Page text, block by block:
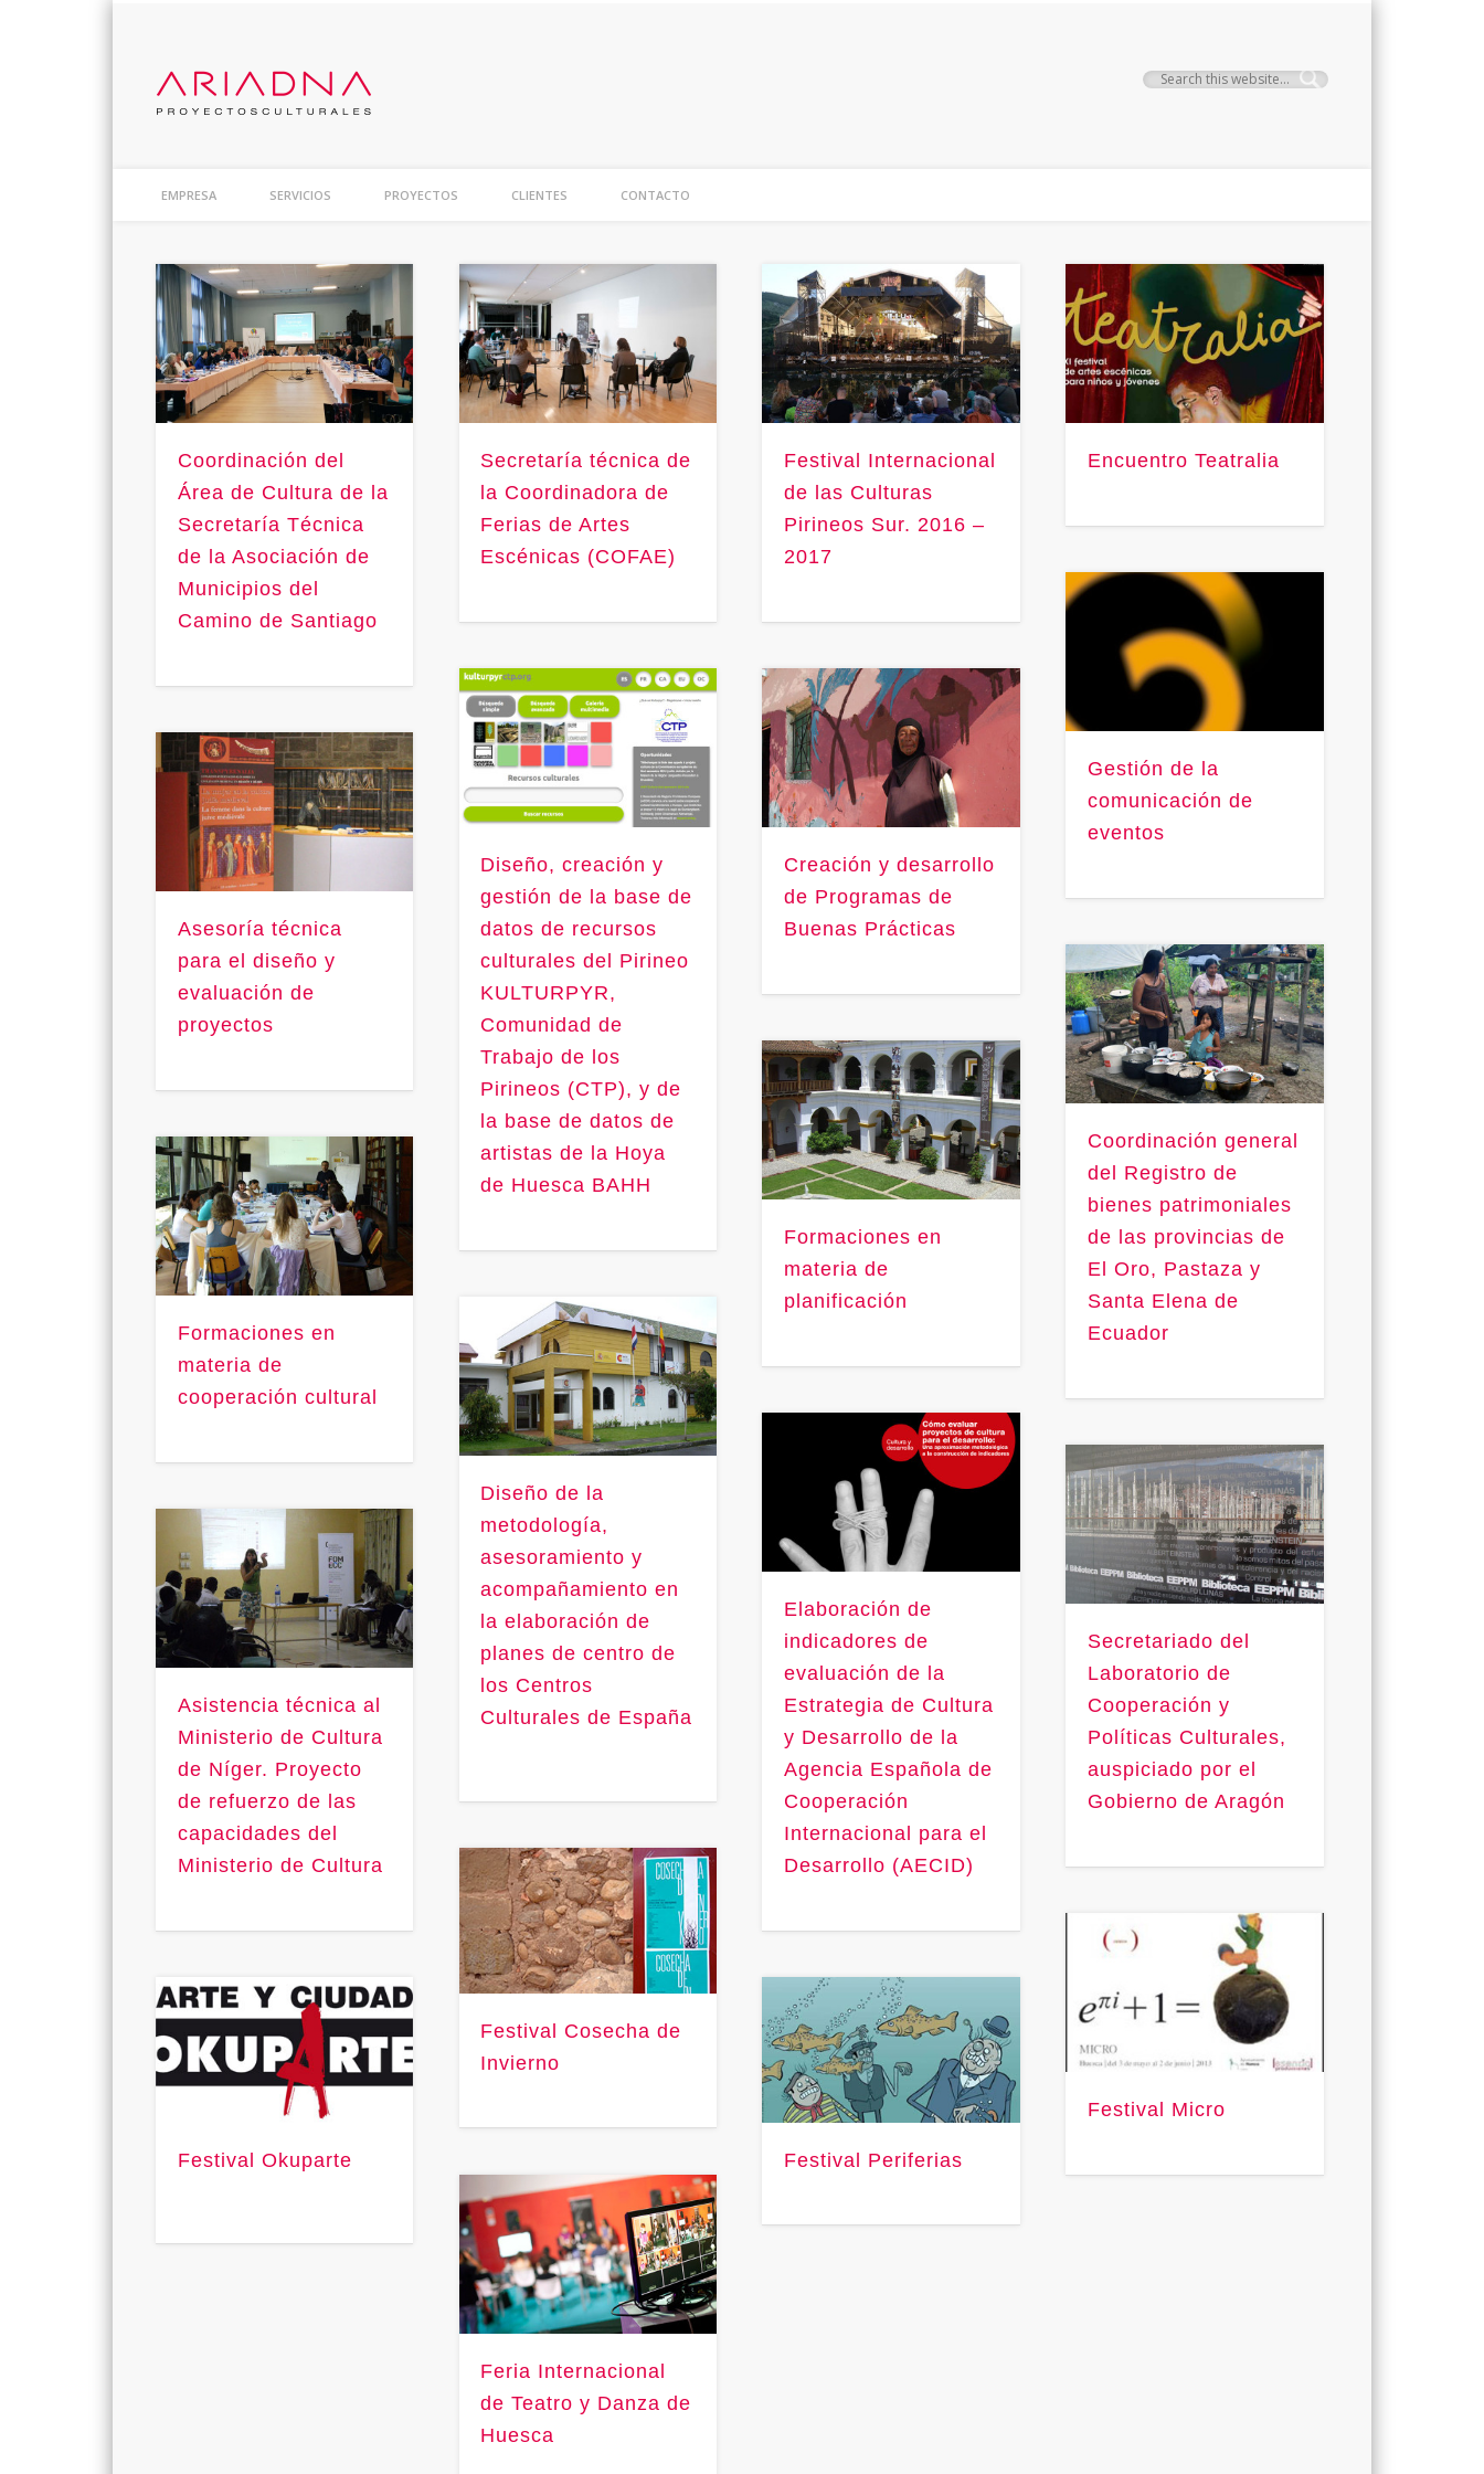
Proyectos Culturales
EMPRESA SERVICIOS PROYECTOS CLIENTES CONTACTO
Coordinación del
Área de Cultura de la
Secretaría Técnica
de la Asociación de
Municipios del
Camino de Santiago
Secretaría técnica de
la Coordinadora de
Ferias de Artes
Escénicas (COFAE)
Festival Internacional
de las Culturas
Pirineos Sur. 2016 –
2017
Encuentro Teatralia
Gestión de la
comunicación de
eventos
Diseño, creación y
gestión de la base de
datos de recursos
culturales del Pirineo
KULTURPYR,
Comunidad de
Trabajo de los
Pirineos (CTP), y de
la base de datos de
artistas de la Hoya
de Huesca BAHH
Creación y desarrollo
de Programas de
Buenas Prácticas
Asesoría técnica
para el diseño y
evaluación de
proyectos
Coordinación general
del Registro de
bienes patrimoniales
de las provincias de
El Oro, Pastaza y
Santa Elena de
Ecuador
Formaciones en
materia de
planificación
Formaciones en
materia de
cooperación cultural
Diseño de la
metodología,
asesoramiento y
acompañamiento en
la elaboración de
planes de centro de
los Centros
Culturales de España
Elaboración de
indicadores de
evaluación de la
Estrategia de Cultura
y Desarrollo de la
Agencia Española de
Cooperación
Internacional para el
Desarrollo (AECID)
Secretariado del
Laboratorio de
Cooperación y
Políticas Culturales,
auspiciado por el
Gobierno de Aragón
Asistencia técnica al
Ministerio de Cultura
de Níger. Proyecto
de refuerzo de las
capacidades del
Ministerio de Cultura
Festival Cosecha de
Invierno
Festival Micro
Festival Okuparte Festival Periferias
Feria Internacional
de Teatro y Danza de
Huesca